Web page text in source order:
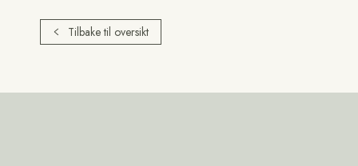
Tilbake til oversikt